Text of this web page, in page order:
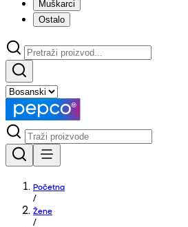
Muškarci
Ostalo
Početna
/
Žene
/